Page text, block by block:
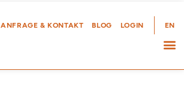
ANFRAGE & KONTAKT BLOG LOGIN EN